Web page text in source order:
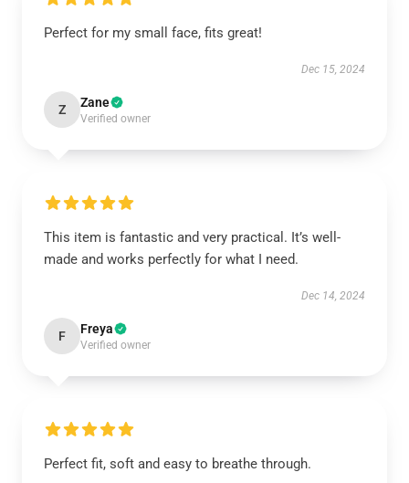
Perfect for my small face, fits great!
Dec 15, 2024
Z Zane
Verified owner
This item is fantastic and very practical. It’s well-
made and works perfectly for what I need.
Dec 14, 2024
F Freya
Verified owner
Perfect fit, soft and easy to breathe through.